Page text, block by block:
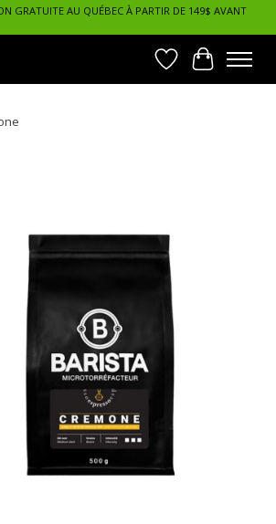
GRATUITE AU QUÉBEC À PARTIR DE 149$ AVANT
Liste dePanier